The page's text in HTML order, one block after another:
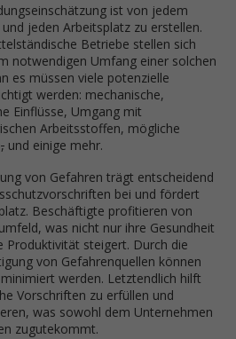
ist von jedem
jeden Arbeitsplatz zu erstellen.
Betriebe stellen sich
notwendigen Umfang einer solchen
es müssen viele potenzielle
werden: mechanische,
Einflüsse, Umgang mit
Arbeitsstoffen, mögliche
, und einige mehr.
von Gefahren trägt entscheidend
bei und fördert
Beschäftigte profitieren von
was nicht nur ihre Gesundheit
Produktivität steigert. Durch die
von Gefahrenquellen können
werden. Letztendlich hilft
Vorschriften zu erfüllen und
was sowohl dem Unternehmen
zugutekommt.